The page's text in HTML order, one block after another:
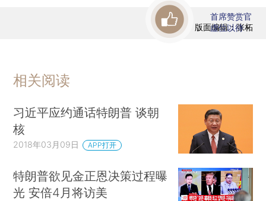
版面编辑：张柘
首席赞赏官
虚位以待
相关阅读
习近平应约通话特朗普 谈朝
核
2018年03月09日 APP打开
特朗普欲见金正恩决策过程曝
光 安倍4月将访美